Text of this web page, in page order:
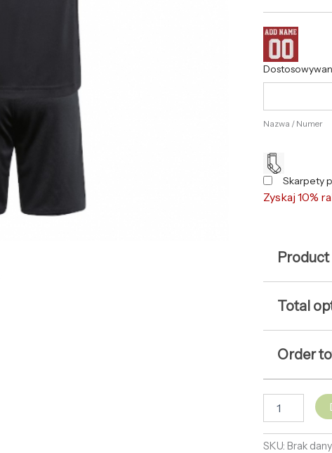
Nazwa / Numer
Skarpety
Zyskaj 10%
Total
Order
SKU: Brak